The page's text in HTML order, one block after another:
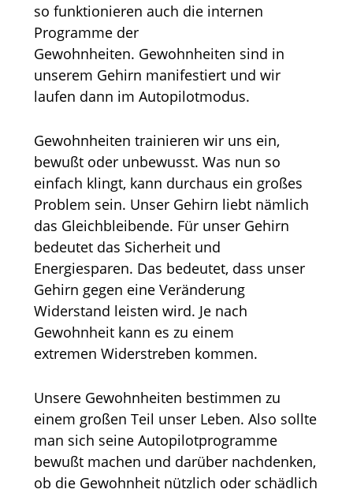
so funktionieren auch die internen
Programme der
Gewohnheiten. Gewohnheiten sind in
unserem Gehirn manifestiert und wir
laufen dann im Autopilotmodus.
Gewohnheiten trainieren wir uns ein,
bewußt oder unbewusst. Was nun so
einfach klingt, kann durchaus ein großes
Problem sein. Unser Gehirn liebt nämlich
das Gleichbleibende. Für unser Gehirn
bedeutet das Sicherheit und
Energiesparen. Das bedeutet, dass unser
Gehirn gegen eine Veränderung
Widerstand leisten wird. Je nach
Gewohnheit kann es zu einem
extremen Widerstreben kommen.
Unsere Gewohnheiten bestimmen zu
einem großen Teil unser Leben. Also sollte
man sich seine Autopilotprogramme
bewußt machen und darüber nachdenken,
ob die Gewohnheit nützlich oder schädlich